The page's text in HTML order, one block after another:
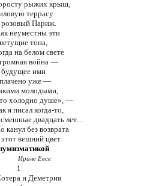
рыжих крыш,
террасу
розовый Париж.
неуместны эти
тона,
на белом свете
война —
будущее ими
уже —
молодыми,
холодно душе», —
я писал когда-то,
двадцать лет...
канул без возврата
вешний цвет.
Ирине Евсе
1
и Деметрия